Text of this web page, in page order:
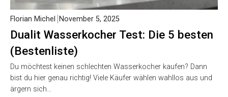
Dualit Wasserkocher Test: Die 5 besten
(Bestenliste)
Florian Michel November 5, 2025
Du möchtest keinen schlechten Wasserkocher kaufen? Dann
bist du hier genau richtig! Viele Käufer wählen wahllos aus und
ärgern sich…